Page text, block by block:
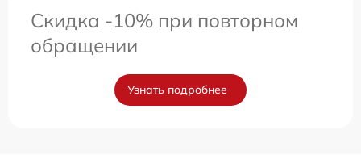
Скидка -10% при повторном
обращении
Узнать подробнее